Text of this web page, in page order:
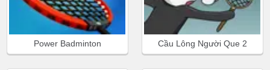
Power Badminton Cầu Lông Người Que 2